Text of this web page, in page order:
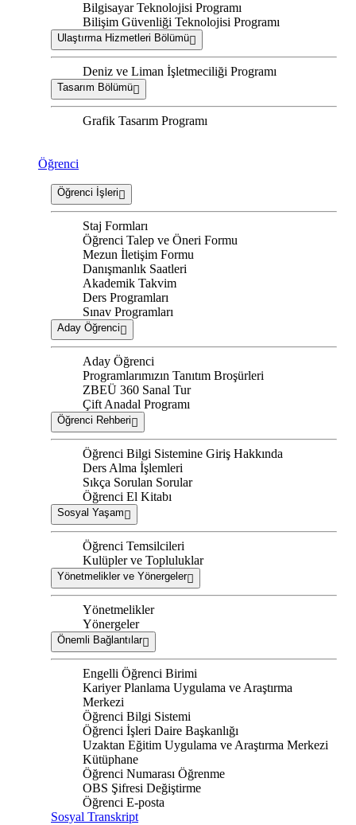
Bilgisayar Teknolojisi Programı
Bilişim Güvenliği Teknolojisi Programı
Ulaştırma Hizmetleri Bölümü
Deniz ve Liman İşletmeciliği Programı
Tasarım Bölümü
Grafik Tasarım Programı
Öğrenci
Öğrenci İşleri
Staj Formları
Öğrenci Talep ve Öneri Formu
Mezun İletişim Formu
Danışmanlık Saatleri
Akademik Takvim
Ders Programları
Sınav Programları
Aday Öğrenci
Aday Öğrenci
Programlarımızın Tanıtım Broşürleri
ZBEÜ 360 Sanal Tur
Çift Anadal Programı
Öğrenci Rehberi
Öğrenci Bilgi Sistemine Giriş Hakkında
Ders Alma İşlemleri
Sıkça Sorulan Sorular
Öğrenci El Kitabı
Sosyal Yaşam
Öğrenci Temsilcileri
Kulüpler ve Topluluklar
Yönetmelikler ve Yönergeler
Yönetmelikler
Yönergeler
Önemli Bağlantılar
Engelli Öğrenci Birimi
Kariyer Planlama Uygulama ve Araştırma
Merkezi
Öğrenci Bilgi Sistemi
Öğrenci İşleri Daire Başkanlığı
Uzaktan Eğitim Uygulama ve Araştırma Merkezi
Kütüphane
Öğrenci Numarası Öğrenme
OBS Şifresi Değiştirme
Öğrenci E-posta
Sosyal Transkript